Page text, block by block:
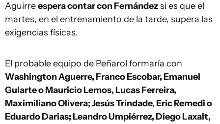
Aguirreespera contar con Fernándezsi es que el
martes, en el entrenamiento de la tarde, supera las
exigencias físicas.
El probable equipo de Peñarol formaría con
Washington Aguerre, Franco Escobar, Emanuel
Gularte o Mauricio Lemos, Lucas Ferreira,
Maximiliano Olivera; Jesús Trindade, Eric Remedi o
Eduardo Darias; Leandro Umpiérrez, Diego Laxalt,